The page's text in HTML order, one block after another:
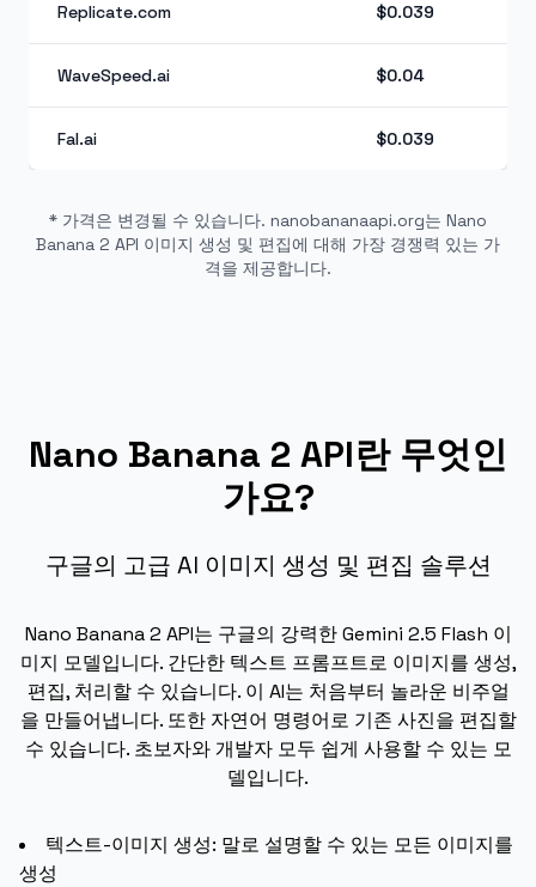
Replicate.com $0.039
WaveSpeed.ai $0.04
Fal.ai $0.039
* 가격은 변경될 수 있습니다. nanobananaapi.org는 Nano
Banana 2 API 이미지 생성 및 편집에 대해 가장 경쟁력 있는 가
격을 제공합니다.
Nano Banana 2 API란 무엇인
가요?
구글의 고급 AI 이미지 생성 및 편집 솔루션
Nano Banana 2 API는 구글의 강력한 Gemini 2.5 Flash 이
미지 모델입니다. 간단한 텍스트 프롬프트로 이미지를 생성,
편집, 처리할 수 있습니다. 이 AI는 처음부터 놀라운 비주얼
을 만들어냅니다. 또한 자연어 명령어로 기존 사진을 편집할
수 있습니다. 초보자와 개발자 모두 쉽게 사용할 수 있는 모
델입니다.
텍스트-이미지 생성: 말로 설명할 수 있는 모든 이미지를
생성